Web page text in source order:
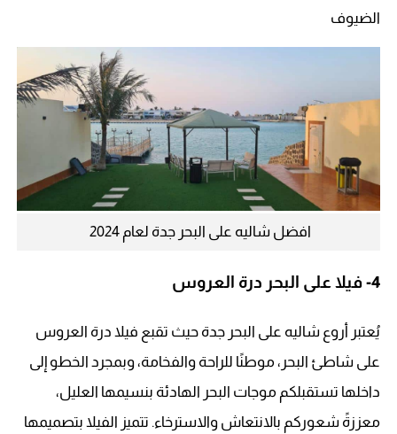
الضيوف
افضل شاليه على البحر جدة لعام 2024
4- فيلا على البحر درة العروس
يُعتبر أروع شاليه على البحر جدة حيث تقبع فيلا درة العروس
على شاطئ البحر، موطنًا للراحة والفخامة، وبمجرد الخطو إلى
داخلها تستقبلكم موجات البحر الهادئة بنسيمها العليل،
معززةً شعوركم بالانتعاش والاسترخاء. تتميز الفيلا بتصميمها